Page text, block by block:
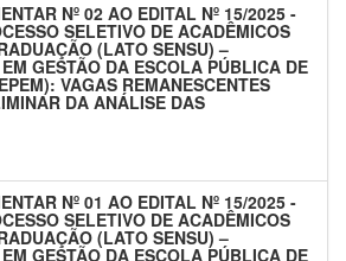
Nº 02 AO EDITAL Nº 15/2025 -
SELETIVO DE ACADÊMICOS
(LATO SENSU) –
GESTÃO DA ESCOLA PÚBLICA DE
VAGAS REMANESCENTES
DA ANÁLISE DAS
Nº 01 AO EDITAL Nº 15/2025 -
SELETIVO DE ACADÊMICOS
(LATO SENSU) –
GESTÃO DA ESCOLA PÚBLICA DE